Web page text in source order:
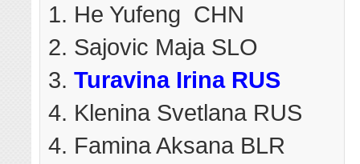
1. He Yufeng CHN
2. Sajovic Maja SLO
3.Turavina Irina RUS
4. Klenina Svetlana RUS
4. Famina Aksana BLR